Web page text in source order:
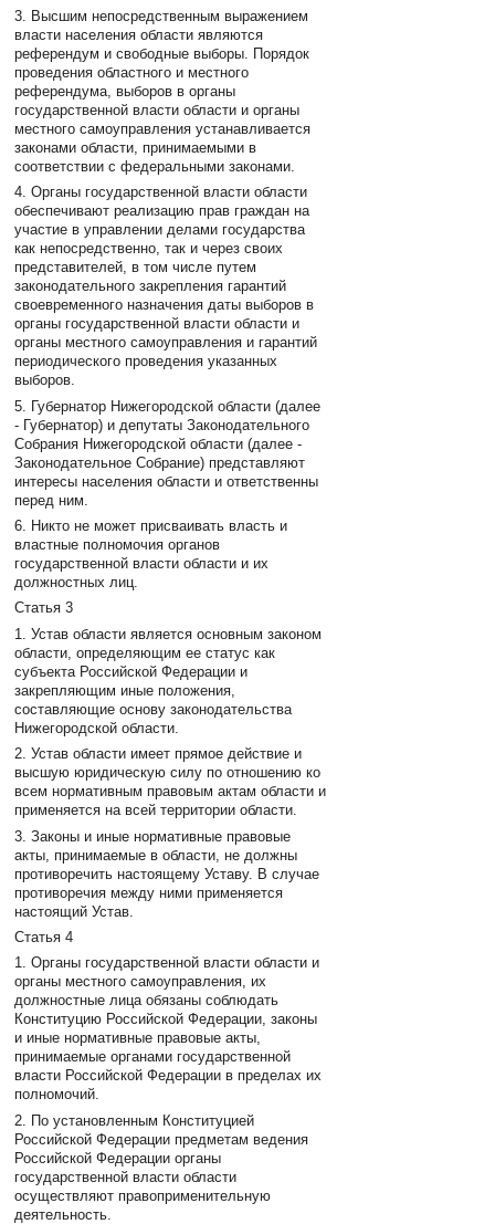
3. Высшим непосредственным выражением
власти населения области являются
референдум и свободные выборы. Порядок
проведения областного и местного
референдума, выборов в органы
государственной власти области и органы
местного самоуправления устанавливается
законами области, принимаемыми в
соответствии с федеральными законами.
4. Органы государственной власти области
обеспечивают реализацию прав граждан на
участие в управлении делами государства
как непосредственно, так и через своих
представителей, в том числе путем
законодательного закрепления гарантий
своевременного назначения даты выборов в
органы государственной власти области и
органы местного самоуправления и гарантий
периодического проведения указанных
выборов.
5. Губернатор Нижегородской области (далее
- Губернатор) и депутаты Законодательного
Собрания Нижегородской области (далее -
Законодательное Собрание) представляют
интересы населения области и ответственны
перед ним.
6. Никто не может присваивать власть и
властные полномочия органов
государственной власти области и их
должностных лиц.
Статья 3
1. Устав области является основным законом
области, определяющим ее статус как
субъекта Российской Федерации и
закрепляющим иные положения,
составляющие основу законодательства
Нижегородской области.
2. Устав области имеет прямое действие и
высшую юридическую силу по отношению ко
всем нормативным правовым актам области и
применяется на всей территории области.
3. Законы и иные нормативные правовые
акты, принимаемые в области, не должны
противоречить настоящему Уставу. В случае
противоречия между ними применяется
настоящий Устав.
Статья 4
1. Органы государственной власти области и
органы местного самоуправления, их
должностные лица обязаны соблюдать
Конституцию Российской Федерации, законы
и иные нормативные правовые акты,
принимаемые органами государственной
власти Российской Федерации в пределах их
полномочий.
2. По установленным Конституцией
Российской Федерации предметам ведения
Российской Федерации органы
государственной власти области
осуществляют правоприменительную
деятельность.